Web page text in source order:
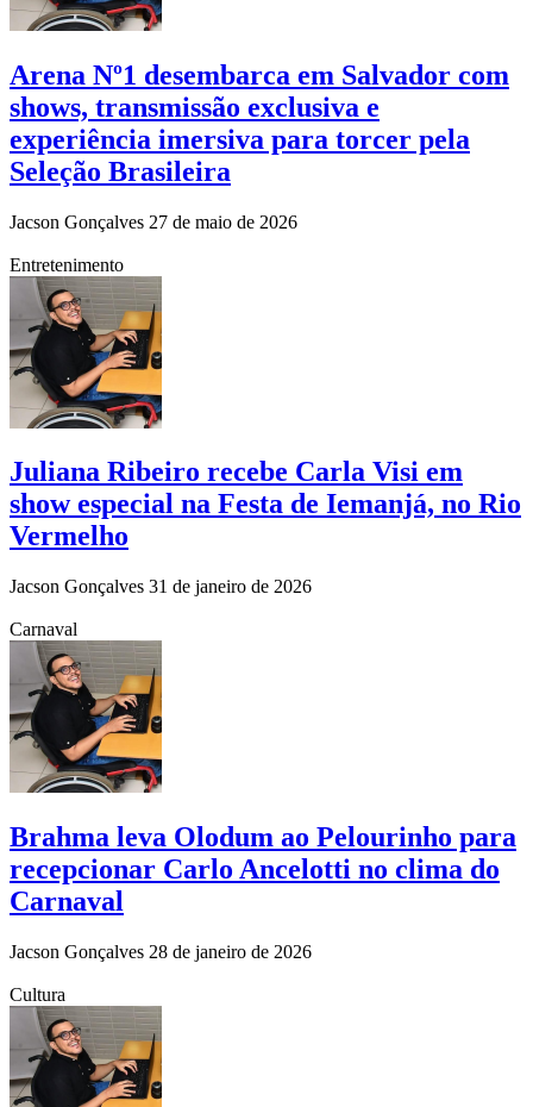
Arena Nº1 desembarca em Salvador com
shows, transmissão exclusiva e
experiência imersiva para torcer pela
Seleção Brasileira
Jacson Gonçalves 27 de maio de 2026
Entretenimento
Juliana Ribeiro recebe Carla Visi em
show especial na Festa de Iemanjá, no Rio
Vermelho
Jacson Gonçalves 31 de janeiro de 2026
Carnaval
Brahma leva Olodum ao Pelourinho para
recepcionar Carlo Ancelotti no clima do
Carnaval
Jacson Gonçalves 28 de janeiro de 2026
Cultura